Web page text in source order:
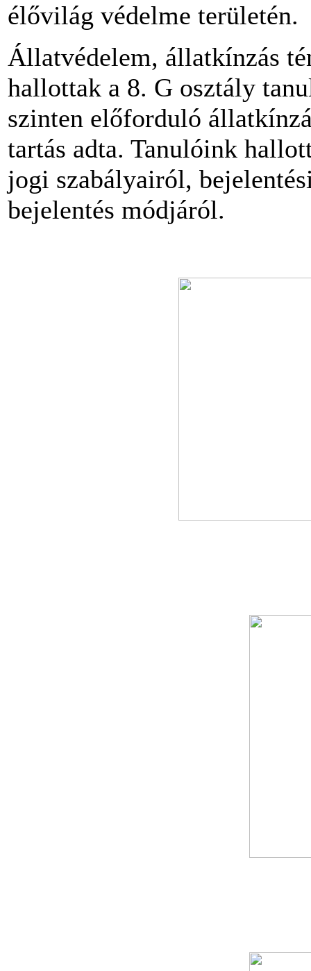
élővilág védelme területén.
Állatvédelem, állatkínzás
hallottak a 8. G osztály
szinten előforduló
tartás adta. Tanulóink
jogi szabályairól,
bejelentés módjáról.